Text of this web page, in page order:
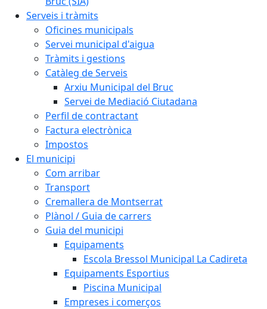
Serveis i tràmits
Oficines municipals
Servei municipal d'aigua
Tràmits i gestions
Catàleg de Serveis
Arxiu Municipal del Bruc
Servei de Mediació Ciutadana
Perfil de contractant
Factura electrònica
Impostos
El municipi
Com arribar
Transport
Cremallera de Montserrat
Plànol / Guia de carrers
Guia del municipi
Equipaments
Escola Bressol Municipal La Cadireta
Equipaments Esportius
Piscina Municipal
Empreses i comerços